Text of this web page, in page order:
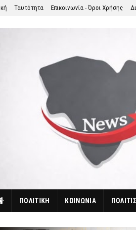
Ταυτότητα Επικοινωνία - Όροι Χρήσης
ΠΟΛΙΤΙΚΗ ΚΟΙΝΩΝΙΑ